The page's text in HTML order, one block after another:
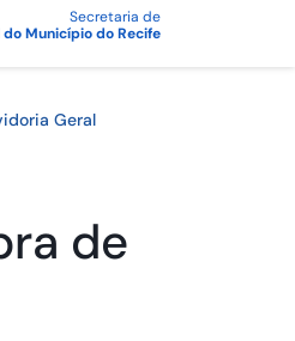
Secretaria de
Município do Recife
Geral
de